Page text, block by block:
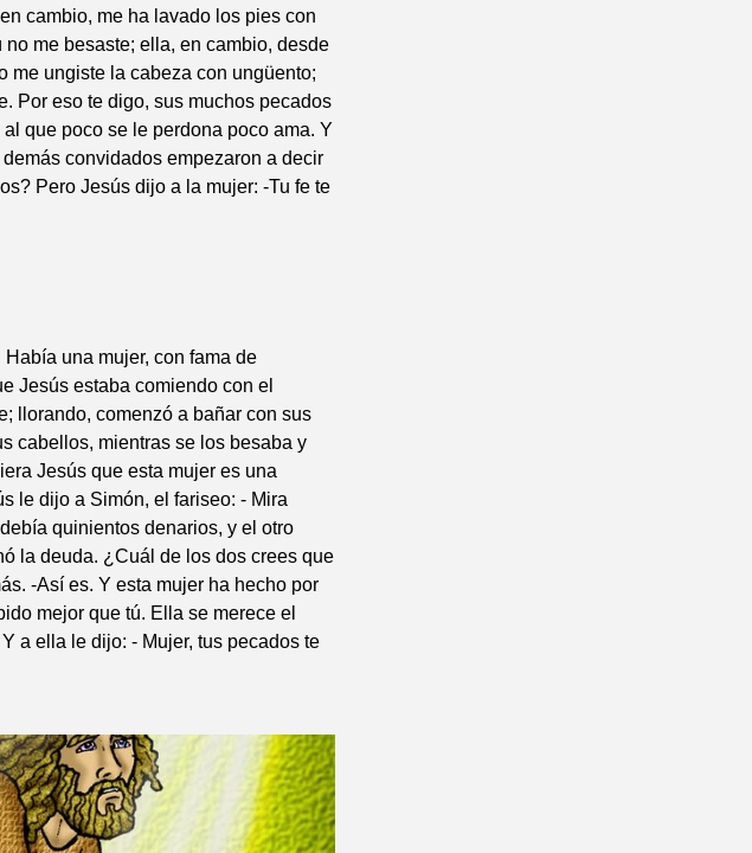
cambio, me ha lavado los pies con
me besaste; ella, en cambio, desde
me ungiste la cabeza con ungüento;
Por eso te digo, sus muchos pecados
que poco se le perdona poco ama. Y
convidados empezaron a decir
Pero Jesús dijo a la mujer: -Tu fe te
una mujer, con fama de
Jesús estaba comiendo con el
llorando, comenzó a bañar con sus
cabellos, mientras se los besaba y
Jesús que esta mujer es una
le dijo a Simón, el fariseo: - Mira
quinientos denarios, y el otro
la deuda. ¿Cuál de los dos crees que
-Así es. Y esta mujer ha hecho por
mejor que tú. Ella se merece el
a ella le dijo: - Mujer, tus pecados te